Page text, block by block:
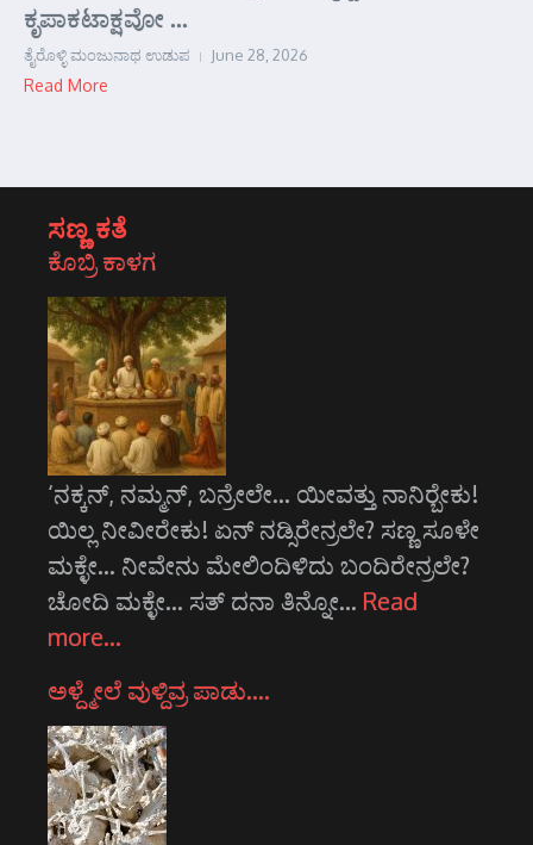
ಕೃಪಾಕಟಾಕ್ಷವೋ ...
ತೈರೊಳ್ಳಿ ಮಂಜುನಾಥ ಉಡುಪ June 28, 2026
Read More
ಸಣ್ಣ ಕತೆ
ಕೊಬ್ರಿ ಕಾಳಗ
‘ನಕ್ಕನ್, ನಮ್ಮನ್, ಬನ್ರೇಲೇ... ಯೀವತ್ತು ನಾನಿರ್‍ಬೇಕು!
ಯಿಲ್ಲ ನೀವೀರೇಕು! ಏನ್ ನಡ್ಸಿರೇನ್ರಲೇ? ಸಣ್ಣ ಸೂಳೇ
ಮಕ್ಳೇ... ನೀವೇನು ಮೇಲಿಂದಿಳಿದು ಬಂದಿರೇನ್ರಲೇ?
ಚೋದಿ ಮಕ್ಳೇ... ಸತ್ ದನಾ ತಿನ್ನೋ… Read
more…
ಅಳ್ದ್ಮೇಲೆ ವುಳ್ದಿವ್ರ ಪಾಡು….